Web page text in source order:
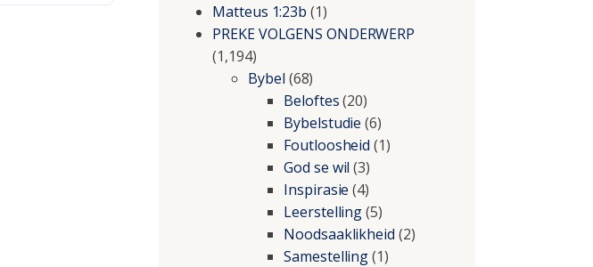
Matteus 1:23b (1)
PREKE VOLGENS ONDERWERP
(1,194)
Bybel (68)
Beloftes(20)
Bybelstudie (6)
Foutloosheid (1)
God se wil (3)
Inspirasie (4)
Leerstelling(5)
Noodsaaklikheid (2)
Samestelling(1)